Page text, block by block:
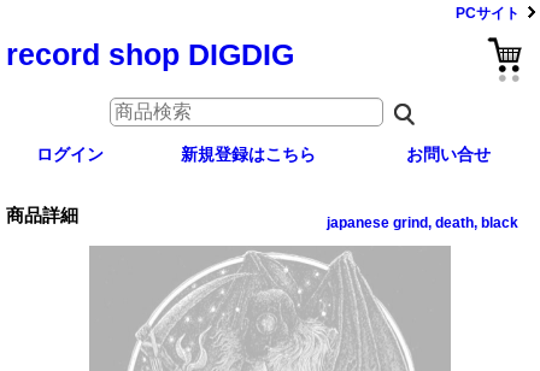
PCサイト
record shop DIGDIG
ログイン 新規登録はこちら お問い合せ
商品詳細 japanese grind, death, black